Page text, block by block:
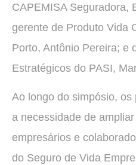
CAPEMISA Seguradora,
gerente de Produto Vida
Porto, Antônio Pereira; e
Estratégicos do PASI,
Ao longo do simpósio,
a necessidade de
empresários e
do Seguro de Vida